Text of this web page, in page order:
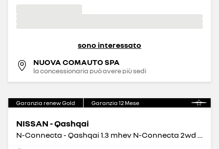
sono interessato
NUOVA COMAUTO SPA
la concessionaria può avere più sedi
Garanzia renew Gold Garanzia 12Mese
NISSAN - Qashqai
N-Connecta - Qashqai 1.3 mhev N-Connecta 2wd 158cv xtronic